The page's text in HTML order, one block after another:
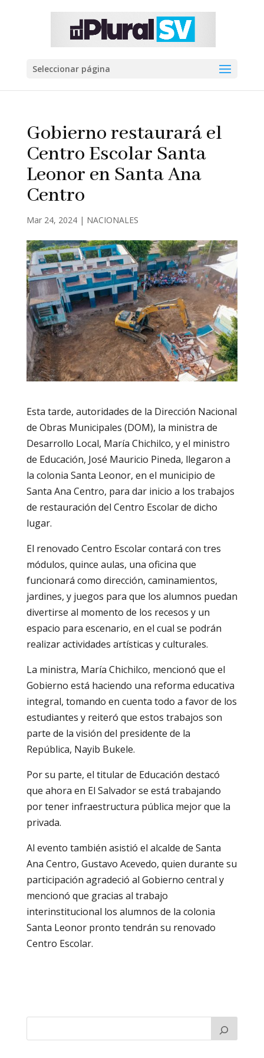
Seleccionar página
Gobierno restaurará el
Centro Escolar Santa
Leonor en Santa Ana
Centro
Mar 24, 2024| NACIONALES
Esta tarde, autoridades de la Dirección Nacional
de Obras Municipales (DOM), la ministra de
Desarrollo Local, María Chichilco, y el ministro
de Educación, José Mauricio Pineda, llegaron a
la colonia Santa Leonor, en el municipio de
Santa Ana Centro, para dar inicio a los trabajos
de restauración del Centro Escolar de dicho
lugar.
El renovado Centro Escolar contará con tres
módulos, quince aulas, una oficina que
funcionará como dirección, caminamientos,
jardines, y juegos para que los alumnos puedan
divertirse al momento de los recesos y un
espacio para escenario, en el cual se podrán
realizar actividades artísticas y culturales.
La ministra, María Chichilco, mencionó que el
Gobierno está haciendo una reforma educativa
integral, tomando en cuenta todo a favor de los
estudiantes y reiteró que estos trabajos son
parte de la visión del presidente de la
República, Nayib Bukele.
Por su parte, el titular de Educación destacó
que ahora en El Salvador se está trabajando
por tener infraestructura pública mejor que la
privada.
Al evento también asistió el alcalde de Santa
Ana Centro, Gustavo Acevedo, quien durante su
participación agradeció al Gobierno central y
mencionó que gracias al trabajo
interinstitucional los alumnos de la colonia
Santa Leonor pronto tendrán su renovado
Centro Escolar.